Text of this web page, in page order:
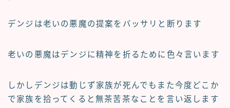
デンジは老いの悪魔の提案をバッサリと断ります
老いの悪魔はデンジに精神を折るために色々言います
しかしデンジは動じず家族が死んでもまた今度どこか
で家族を拾ってくると無茶苦茶なことを言い返します